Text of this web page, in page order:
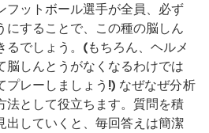
フットボール選手が全員、必ず
にすることで、この種の脳しん
るでしょう。(もちろん、ヘルメ
脳しんとうがなくなるわけでは
プレーしましょう!) なぜなぜ分析
法として役立ちます。質問を積
出していくと、毎回答えは簡潔